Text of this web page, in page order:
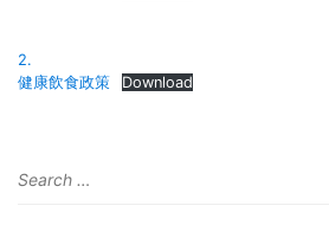
2.
健康飲食政策
Download